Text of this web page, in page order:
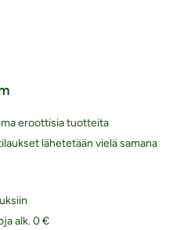
eroottisia tuotteita
lähetetään vielä samana
alk. 0 €